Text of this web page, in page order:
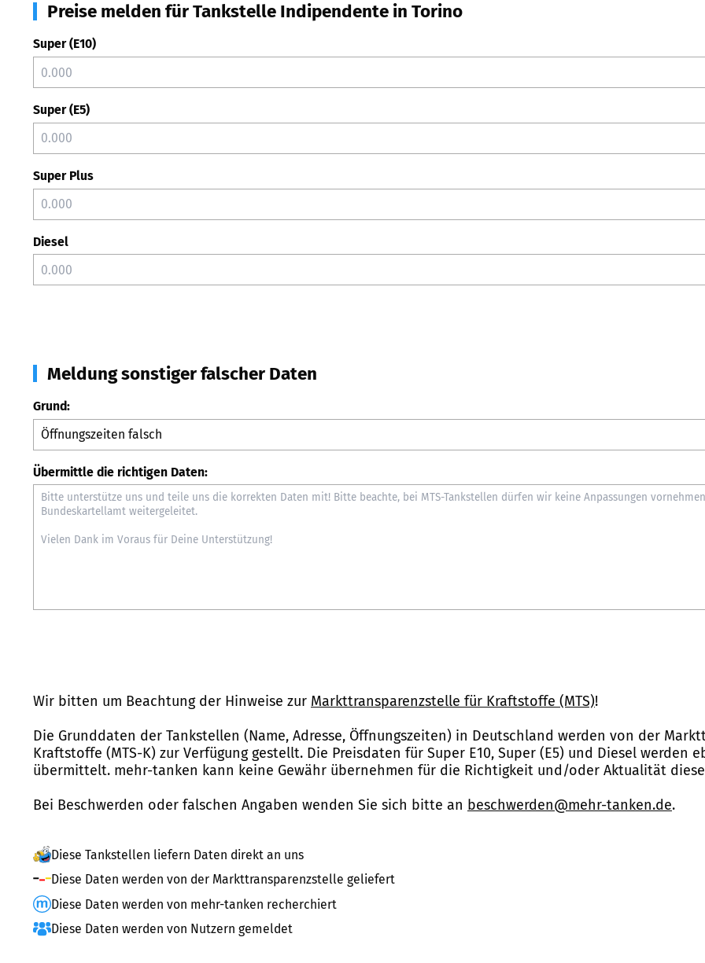
Preise melden für Tankstelle Indipendente in Torino
Super (E10)
Super (E5)
Super Plus
Diesel
Meldung sonstiger falscher Daten
Grund:
Übermittle die richtigen Daten:
Wir bitten um Beachtung der Hinweise zur Markttransparenzstelle für Kraftstoffe (MTS)!
Die Grunddaten der Tankstellen (Name, Adresse, Öffnungszeiten) in Deutschland werden von der
Kraftstoffe (MTS-K) zur Verfügung gestellt. Die Preisdaten für Super E10, Super (E5) und Diesel werden
übermittelt. mehr-tanken kann keine Gewähr übernehmen für die Richtigkeit und/oder Aktualität
Bei Beschwerden oder falschen Angaben wenden Sie sich bitte an beschwerden@mehr-tanken.de.
Diese Tankstellen liefern Daten direkt an uns
Diese Daten werden von der Markttransparenzstelle geliefert
Diese Daten werden von mehr-tanken recherchiert
Diese Daten werden von Nutzern gemeldet